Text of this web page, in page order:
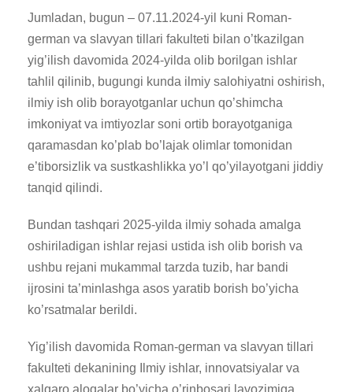
Jumladan, bugun – 07.11.2024-yil kuni Roman-
german va slavyan tillari fakulteti bilan o’tkazilgan
yig’ilish davomida 2024-yilda olib borilgan ishlar
tahlil qilinib, bugungi kunda ilmiy salohiyatni oshirish,
ilmiy ish olib borayotganlar uchun qo’shimcha
imkoniyat va imtiyozlar soni ortib borayotganiga
qaramasdan ko’plab bo’lajak olimlar tomonidan
e’tiborsizlik va sustkashlikka yo’l qo’yilayotgani jiddiy
tanqid qilindi.
Bundan tashqari 2025-yilda ilmiy sohada amalga
oshiriladigan ishlar rejasi ustida ish olib borish va
ushbu rejani mukammal tarzda tuzib, har bandi
ijrosini ta’minlashga asos yaratib borish bo’yicha
ko’rsatmalar berildi.
Yig’ilish davomida Roman-german va slavyan tillari
fakulteti dekanining Ilmiy ishlar, innovatsiyalar va